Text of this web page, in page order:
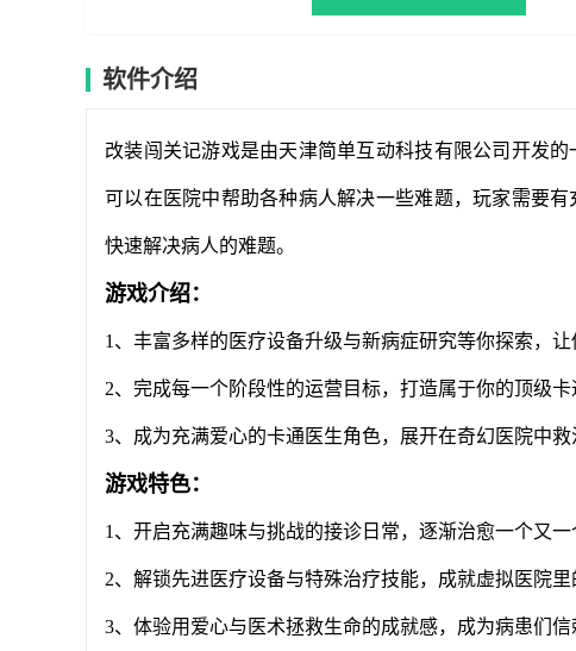
软件介绍
改装闯关记游戏是由天津简单互动科技有限公司开发
可以在医院中帮助各种病人解决一些难题，玩家需要
快速解决病人的难题。
游戏介绍：
1、丰富多样的医疗设备升级与新病症研究等你探索，
2、完成每一个阶段性的运营目标，打造属于你的顶级卡
3、成为充满爱心的卡通医生角色，展开在奇幻医院中救
游戏特色：
1、开启充满趣味与挑战的接诊日常，逐渐治愈一个又一
2、解锁先进医疗设备与特殊治疗技能，成就虚拟医院里
3、体验用爱心与医术拯救生命的成就感，成为病患们信